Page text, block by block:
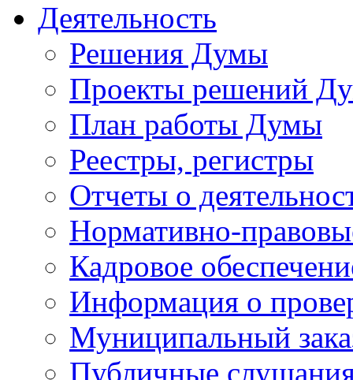
Деятельность
Решения Думы
Проекты решений
План работы Думы
Реестры, регистры
Отчеты о
Нормативно-
Кадровое
Информация о
Муниципальный
Публичные